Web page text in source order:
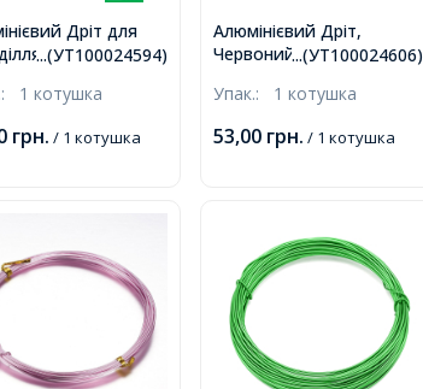
...(УТ100024594)
Дріт для
0.8мм/10м,
10м/котушка,
1 котушка
грн. / 1 котушка
...(УТ100024606)
Алюмінієвий Дріт,
Червоний, 1мм, близько
Упак.: 1 котушка
53,00 грн. / 1 котушка